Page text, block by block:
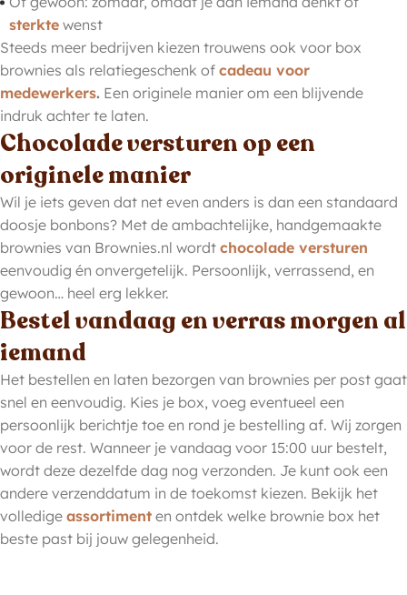
sterkte wenst
Steeds meer bedrijven kiezen trouwens ook voor box
brownies als relatiegeschenk of cadeau voor
medewerkers. Een originele manier om een blijvende
indruk achter te laten.
Chocolade versturen op een
originele manier
Wil je iets geven dat net even anders is dan een standaard
doosje bonbons? Met de ambachtelijke, handgemaakte
brownies van Brownies.nl wordt chocolade versturen
eenvoudig én onvergetelijk. Persoonlijk, verrassend, en
gewoon… heel erg lekker.
Bestel vandaag en verras morgen al
iemand
Het bestellen en laten bezorgen van brownies per post gaat
snel en eenvoudig. Kies je box, voeg eventueel een
persoonlijk berichtje toe en rond je bestelling af. Wij zorgen
voor de rest. Wanneer je vandaag voor 15:00 uur bestelt,
wordt deze dezelfde dag nog verzonden. Je kunt ook een
andere verzenddatum in de toekomst kiezen. Bekijk het
volledige assortiment en ontdek welke brownie box het
beste past bij jouw gelegenheid.